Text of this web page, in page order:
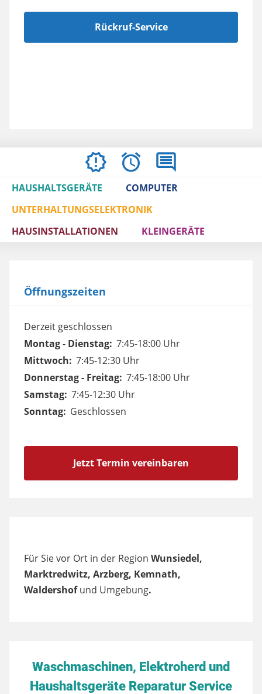
Rückruf-Service
ÖFFNUNGSZEITEN
BEWERTUNGEN
IMPRESSUM
AGBS
HAUSHALTSGERÄTE
COMPUTER
UNTERHALTUNGSELEKTRONIK
HAUSINSTALLATIONEN
KLEINGERÄTE
Öffnungszeiten
Derzeit geschlossen
Montag - Dienstag: 7:45-18:00 Uhr
Mittwoch: 7:45-12:30 Uhr
Donnerstag - Freitag: 7:45-18:00 Uhr
Samstag: 7:45-12:30 Uhr
Sonntag: Geschlossen
Jetzt Termin vereinbaren
Für Sie vor Ort in der Region Wunsiedel,
Marktredwitz, Arzberg, Kemnath,
Waldershofund Umgebung.
Waschmaschinen, Elektroherd und
Haushaltsgeräte Reparatur Service